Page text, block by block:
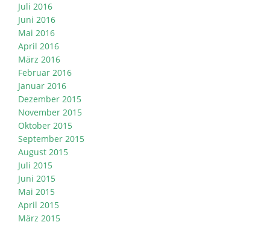
Juli 2016
Juni 2016
Mai 2016
April 2016
März 2016
Februar 2016
Januar 2016
Dezember 2015
November 2015
Oktober 2015
September 2015
August 2015
Juli 2015
Juni 2015
Mai 2015
April 2015
März 2015